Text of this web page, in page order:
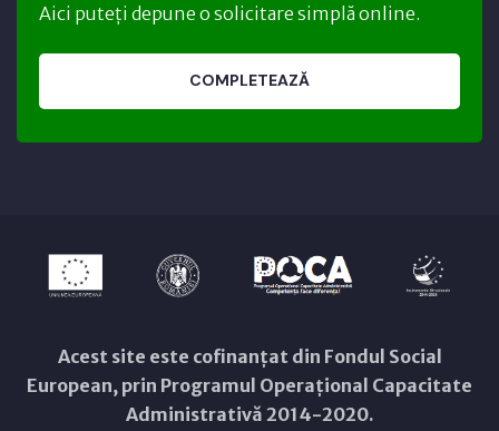
Aici puteți depune o solicitare simplă online.
COMPLETEAZĂ
Acest site este cofinanțat din Fondul Social
European, prin Programul Operațional Capacitate
Administrativă 2014-2020.